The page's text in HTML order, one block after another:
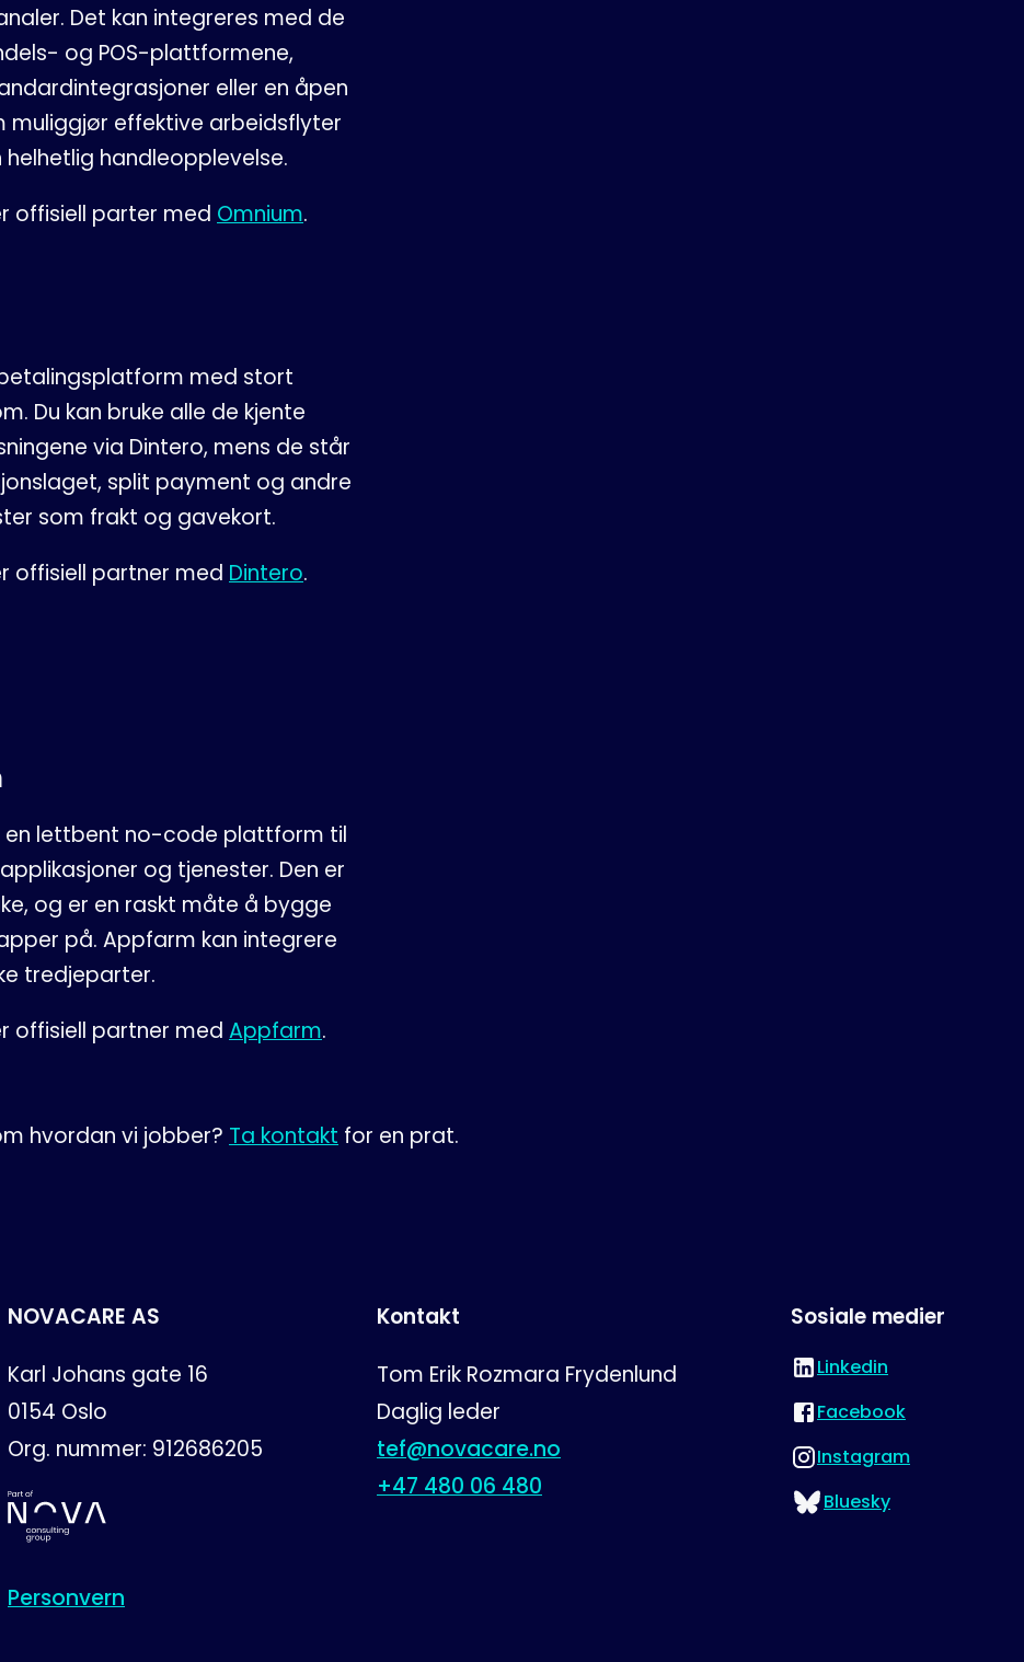
Det kan integreres med de
og POS-plattformene,
eller en åpen
muliggjør effektive arbeidsflyter
helhetlig handleopplevelse.
offisiell parter med Omnium.
betalingsplatform med stort
Du kan bruke alle de kjente
via Dintero, mens de står
split payment og andre
som frakt og gavekort.
offisiell partner med Dintero.
en lettbent no-code plattform til
og tjenester. Den er
og er en raskt måte å bygge
på. Appfarm kan integrere
tredjeparter.
offisiell partner med Appfarm.
hvordan vi jobber? Ta kontakt for en prat.
NOVACARE AS
Karl Johans gate 16
0154 Oslo
Org. nummer: 912686205
Personvern
Kontakt
Tom Erik Rozmara Frydenlund
Daglig leder
tef@novacare.no
+47 480 06 480
Sosiale medier
Besøk oss på
Linkedin
Besøk oss på
Facebook
Besøk oss på
Instagram
Besøk oss på
Bluesky